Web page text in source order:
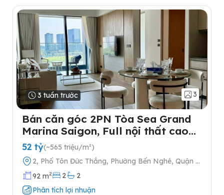
3 tuần trước 3
Bán căn góc 2PN Tòa Sea Grand
Marina Saigon, Full nội thất cao
cấp
52 tỷ(~565 triệu/m²)
2, Phố Tôn Đức Thắng, Phường Bến Nghé, Quận 1,
Thành phố Hồ Chí Minh
92 m2 2
2
Phân tích lợi nhuận